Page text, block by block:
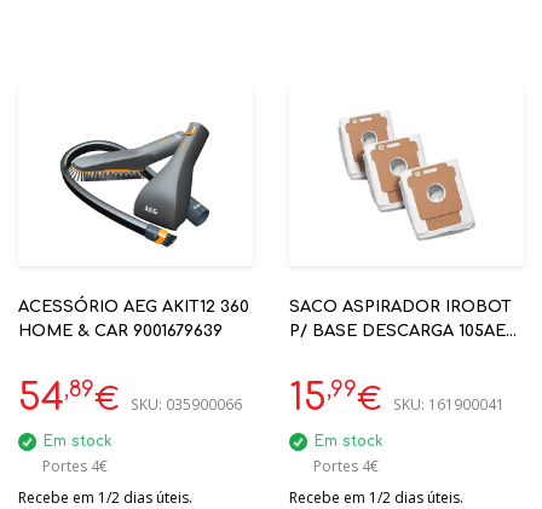
ACESSÓRIO AEG AKIT12 360
HOME & CAR 9001679639
54,89€ SKU: 035900066
Em stock
Portes 4€
Recebe em 1/2 dias úteis.
SACO ASPIRADOR IROBOT
P/ BASE DESCARGA 105AE
(IR4849916 )
15,99€ SKU: 161900041
Em stock
Portes 4€
Recebe em 1/2 dias úteis.